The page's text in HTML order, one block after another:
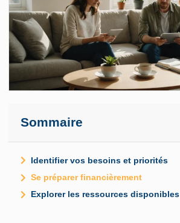
Sommaire
Identifier vos besoins et priorités
Se préparer financièrement
Explorer les ressources disponibles